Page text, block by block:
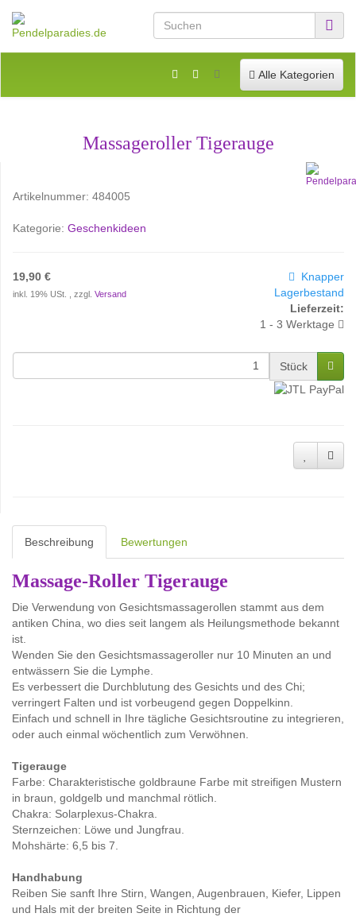
Toggle navigation
Alle Kategorien
Massageroller Tigerauge
Artikelnummer: 484005
Kategorie: Geschenkideen
19,90 €
inkl. 19% USt. , zzgl. Versand
Knapper
Lagerbestand
Lieferzeit:
1 - 3 Werktage
Stück
Beschreibung Bewertungen
Massage-Roller Tigerauge
Die Verwendung von Gesichtsmassagerollen stammt aus dem
antiken China, wo dies seit langem als Heilungsmethode bekannt
ist.
Wenden Sie den Gesichtsmassageroller nur 10 Minuten an und
entwässern Sie die Lymphe.
Es verbessert die Durchblutung des Gesichts und des Chi;
verringert Falten und ist vorbeugend gegen Doppelkinn.
Einfach und schnell in Ihre tägliche Gesichtsroutine zu integrieren,
oder auch einmal wöchentlich zum Verwöhnen.
Tigerauge
Farbe: Charakteristische goldbraune Farbe mit streifigen Mustern
in braun, goldgelb und manchmal rötlich.
Chakra: Solarplexus-Chakra.
Sternzeichen: Löwe und Jungfrau.
Mohshärte: 6,5 bis 7.
Handhabung
Reiben Sie sanft Ihre Stirn, Wangen, Augenbrauen, Kiefer, Lippen
und Hals mit der breiten Seite in Richtung der